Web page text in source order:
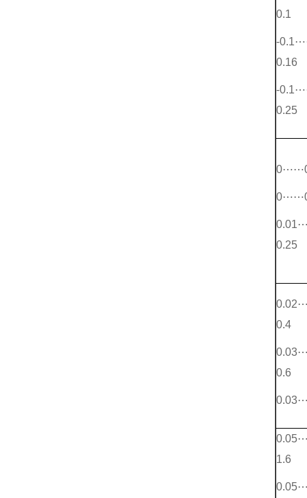
0.1
-
0.16
-
0.25
0.25
0.4
0.6
1.6